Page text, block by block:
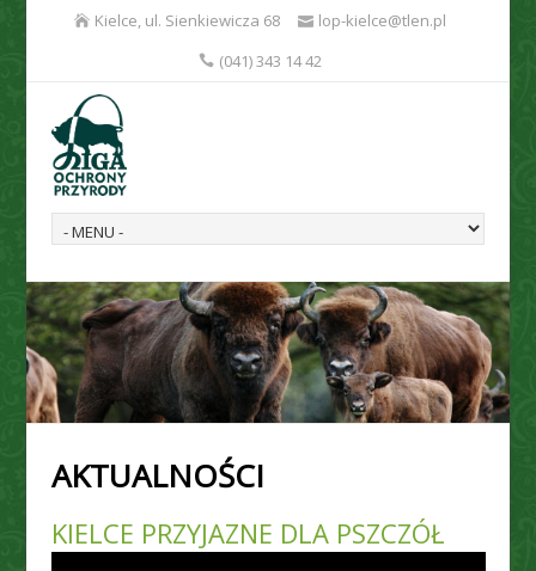
Kielce, ul. Sienkiewicza 68
lop-kielce@tlen.pl
(041) 343 14 42
AKTUALNOŚCI
KIELCE PRZYJAZNE DLA PSZCZÓŁ